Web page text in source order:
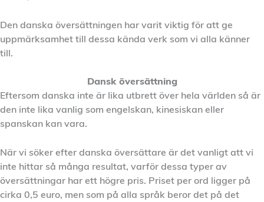
Den danska översättningen har varit viktig för att ge
uppmärksamhet till dessa kända verk som vi alla känner
till.
Dansk översättning
Eftersom danska inte är lika utbrett över hela världen så är
den inte lika vanlig som engelskan, kinesiskan eller
spanskan kan vara.
När vi söker efter danska översättare är det vanligt att vi
inte hittar så många resultat, varför dessa typer av
översättningar har ett högre pris. Priset per ord ligger på
cirka 0,5 euro, men som på alla språk beror det på det